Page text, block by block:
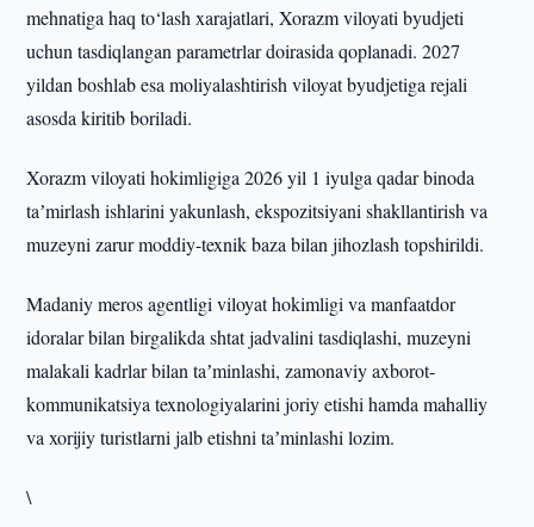
mehnatiga haq to‘lash xarajatlari, Xorazm viloyati byudjeti
uchun tasdiqlangan parametrlar doirasida qoplanadi. 2027
yildan boshlab esa moliyalashtirish viloyat byudjetiga rejali
asosda kiritib boriladi.
Xorazm viloyati hokimligiga 2026 yil 1 iyulga qadar binoda
taʼmirlash ishlarini yakunlash, ekspozitsiyani shakllantirish va
muzeyni zarur moddiy-texnik baza bilan jihozlash topshirildi.
Madaniy meros agentligi viloyat hokimligi va manfaatdor
idoralar bilan birgalikda shtat jadvalini tasdiqlashi, muzeyni
malakali kadrlar bilan taʼminlashi, zamonaviy axborot-
kommunikatsiya texnologiyalarini joriy etishi hamda mahalliy
va xorijiy turistlarni jalb etishni taʼminlashi lozim.
\